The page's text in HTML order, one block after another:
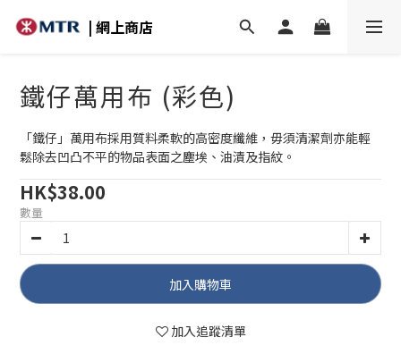
| 網上商店
鐵仔萬用布 (彩色)
「鐵仔」萬用布採用質料柔軟的高密度纖維，毋須清潔劑亦能輕
鬆除去凹凸不平的物品表面之塵埃、油漬及指紋。
HK$38.00
數量
加入購物車
加入追蹤清單